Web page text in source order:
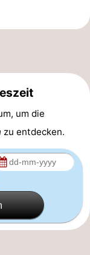
um die
zu entdecken.